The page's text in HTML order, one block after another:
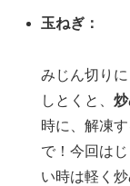
玉ねぎ：
みじん切り
しとくと、
時に、解凍
で！今回は
い時は軽く